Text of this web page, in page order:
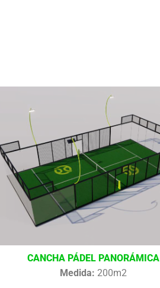
CANCHA PÁDEL PANORÁMICA
Medida: 200m2